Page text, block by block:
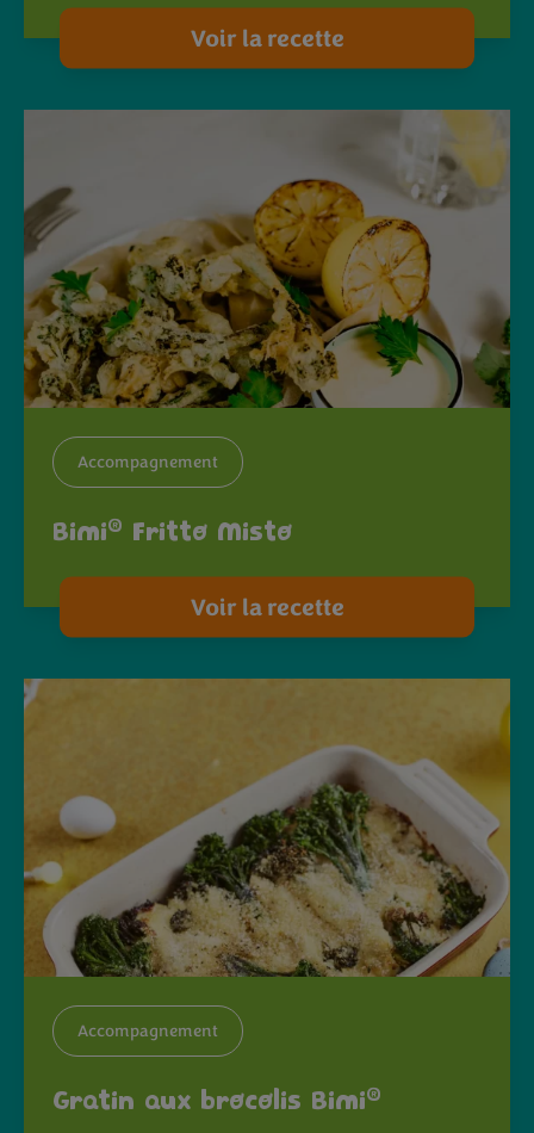
Voir la recette
Accompagnement
Bimi® Fritto Misto
Voir la recette
Accompagnement
Gratin aux brocolis Bimi®